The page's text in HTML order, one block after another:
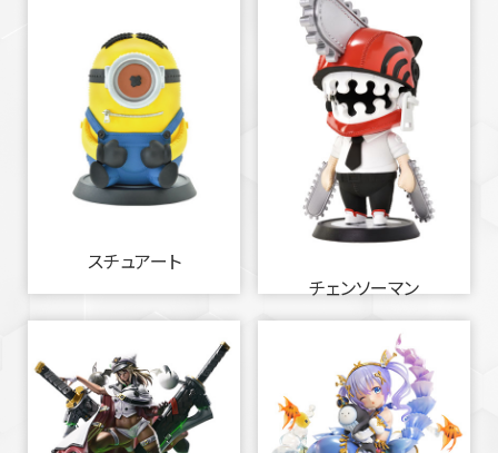
スチュアート
チェンソーマン